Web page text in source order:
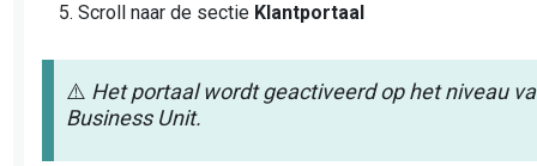
Scroll naar de sectie Klantportaal
⚠️ Het portaal wordt geactiveerd op het niveau
Business Unit.